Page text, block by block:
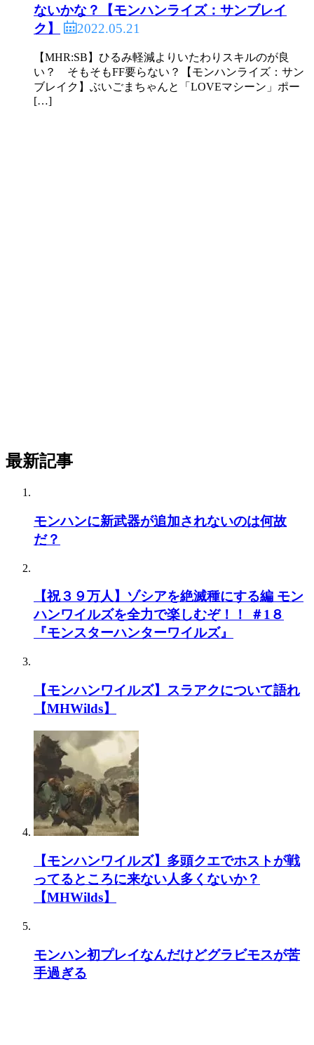
ないかな？【モンハンライズ：サンブレイ
ク】
2022.05.21
【MHR:SB】ひるみ軽減よりいたわりスキルのが良
い？ そもそもFF要らない？【モンハンライズ：サン
ブレイク】ぶいごまちゃんと「LOVEマシーン」ポー
[…]
最新記事
モンハンに新武器が追加されないのは何故
だ？
【祝３９万人】ゾシアを絶滅種にする編 モン
ハンワイルズを全力で楽しむぞ！！ ＃1８
『モンスターハンターワイルズ』
【モンハンワイルズ】スラアクについて語れ
【MHWilds】
【モンハンワイルズ】多頭クエでホストが戦
ってるところに来ない人多くないか？
【MHWilds】
モンハン初プレイなんだけどグラビモスが苦
手過ぎる